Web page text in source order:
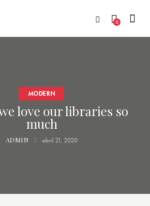
0
MODERN
love our libraries so
much
ADMIN abril 21, 2020